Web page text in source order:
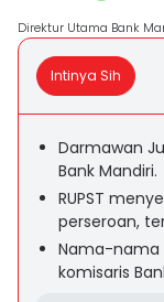
Direktur Utama Bank
Intinya Sih
Darmawan
Bank Mandiri.
RUPST
perseroan,
Nama-nama
komisaris